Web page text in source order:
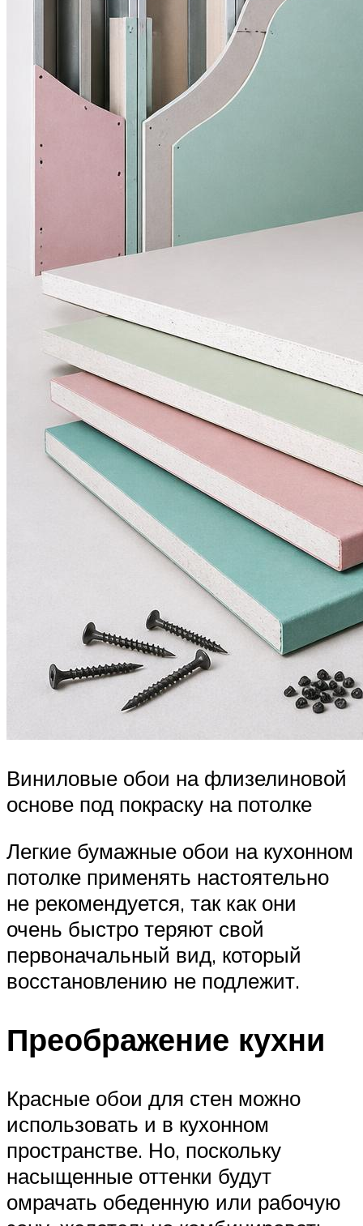
Виниловые обои на флизелиновой
основе под покраску на потолке
Легкие бумажные обои на кухонном
потолке применять настоятельно
не рекомендуется, так как они
очень быстро теряют свой
первоначальный вид, который
восстановлению не подлежит.
Преображение кухни
Красные обои для стен можно
использовать и в кухонном
пространстве. Но, поскольку
насыщенные оттенки будут
омрачать обеденную или рабочую